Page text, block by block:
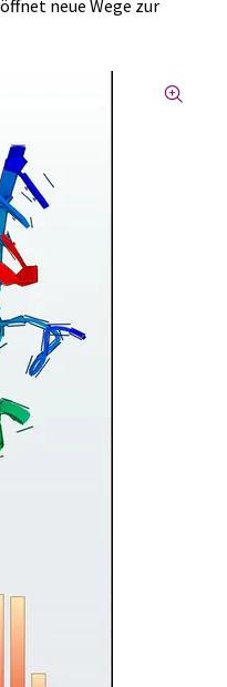
neue Wege zur